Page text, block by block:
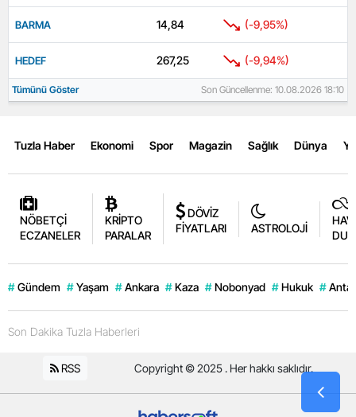
BARMA 14,84 (-9,95%)
HEDEF 267,25 (-9,94%)
Tümünü Göster Son Güncellenme: 10.08.2026 18:10
Tuzla Haber Ekonomi Spor Magazin Sağlık Dünya
NÖBETÇİ
ECZANELER
KRİPTO
PARALAR
DÖVİZ
FİYATLARI
ASTROLOJİ
# Gündem # Yaşam # Ankara # Kaza # Nobonyad # Hukuk #
Son Dakika Tuzla Haberleri
RSS Copyright © 2025 . Her hakkı saklıdır.